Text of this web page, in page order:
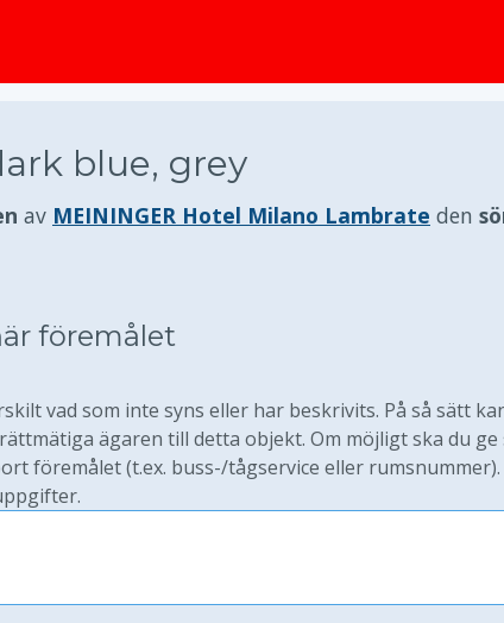
blue, grey
av MEININGER Hotel Milano Lambrate den
föremålet
vad som inte syns eller har beskrivits. På så sätt
ägaren till detta objekt. Om möjligt ska du ge
föremålet (t.ex. buss-/tågservice eller rumsnummer).